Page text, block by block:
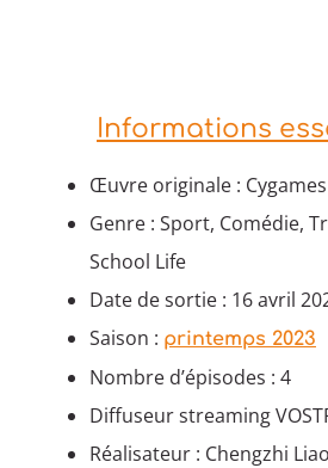
Informations
Œuvre originale : Cygames
Genre : Sport, Comédie,
School Life
Date de sortie : 16 avril
Saison : printemps 2023
Nombre d’épisodes : 4
Diffuseur streaming
Réalisateur : Chengzhi Liao